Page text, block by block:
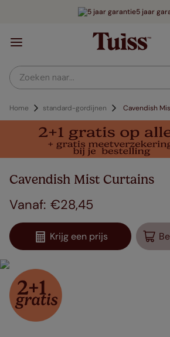
5 jaar
Zoeken naar...
Home standard-gordijnen Cavendish
Cavendish Mist Curtains
€28,45
Krijg een prijs